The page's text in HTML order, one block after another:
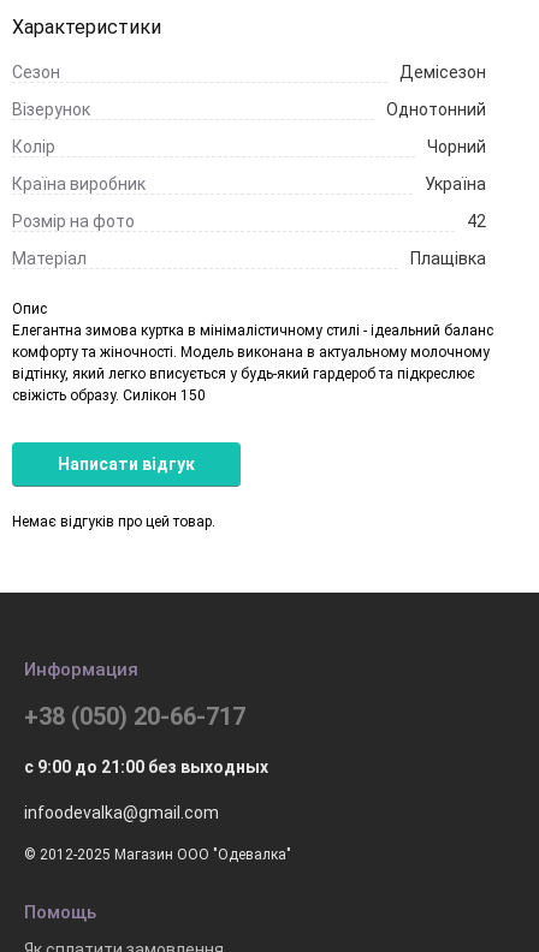
Характеристики
Сезон
Демісезон
Візерунок
Однотонний
Колір
Чорний
Країна виробник
Україна
Розмір на фото
42
Матеріал
Плащівка
Опис
Елегантна зимова куртка в мінімалістичному стилі - ідеальний баланс
комфорту та жіночності. Модель виконана в актуальному молочному
відтінку, який легко вписується у будь-який гардероб та підкреслює
свіжість образу. Силікон 150
Написати відгук
Немає відгуків про цей товар.
Информация
+38 (050) 20-66-717
с 9:00 до 21:00 без выходных
infoodevalka@gmail.com
© 2012-2025 Магазин ООО "Одевалка"
Помощь